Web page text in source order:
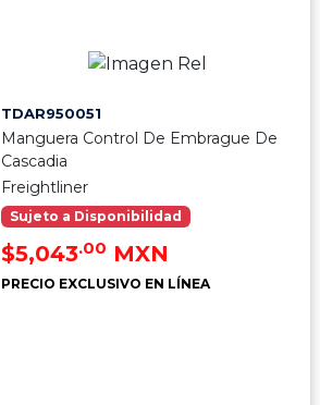
TDAR950051
Manguera Control De Embrague De
Cascadia
Freightliner
Sujeto a Disponibilidad
$5,043.00 MXN
PRECIO EXCLUSIVO EN LÍNEA